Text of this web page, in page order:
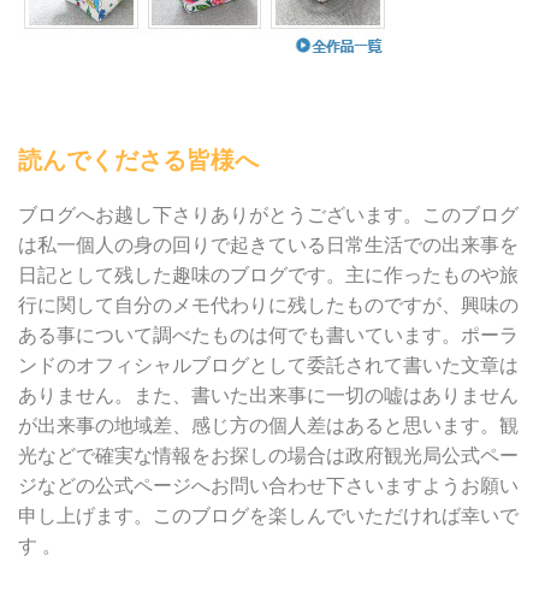
読んでくださる皆様へ
ブログへお越し下さりありがとうございます。このブログ
は私一個人の身の回りで起きている日常生活での出来事を
日記として残した趣味のブログです。主に作ったものや旅
行に関して自分のメモ代わりに残したものですが、興味の
ある事について調べたものは何でも書いています。ポーラ
ンドのオフィシャルブログとして委託されて書いた文章は
ありません。また、書いた出来事に一切の嘘はありません
が出来事の地域差、感じ方の個人差はあると思います。観
光などで確実な情報をお探しの場合は政府観光局公式ペー
ジなどの公式ページへお問い合わせ下さいますようお願い
申し上げます。このブログを楽しんでいただければ幸いで
す 。